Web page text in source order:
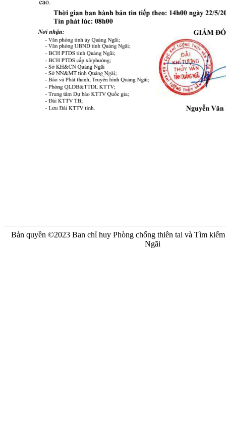
Bản quyền ©2023 Ban chỉ huy Phòng chống thiên tai và Tìm
Ngãi